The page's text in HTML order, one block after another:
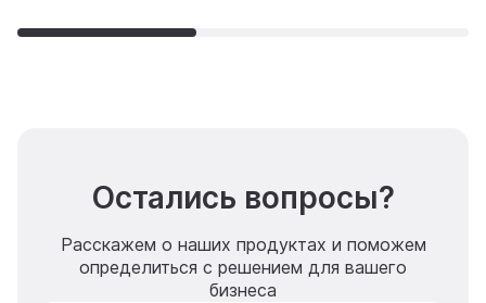
Остались вопросы?
Расскажем о наших продуктах и поможем
определиться с решением для вашего
бизнеса